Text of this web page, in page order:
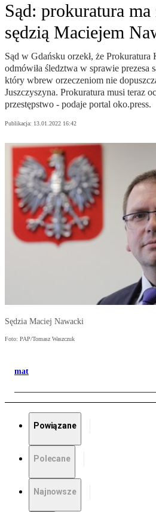
Sąd: prokuratura ma
sędzią Maciejem
Sąd w Gdańsku orzekł, że Prokuratura
odmówiła śledztwa w sprawie prezesa
który wbrew orzeczeniom nie
Juszczyszyna. Prokuratura musi teraz
przestępstwo - podaje portal oko.press.
Publikacja: 13.01.2022 16:42
Sędzia Maciej Nawacki
Foto: PAP/Tomasz Waszczuk
mat
Powiązane
Polecane
Najnowsze